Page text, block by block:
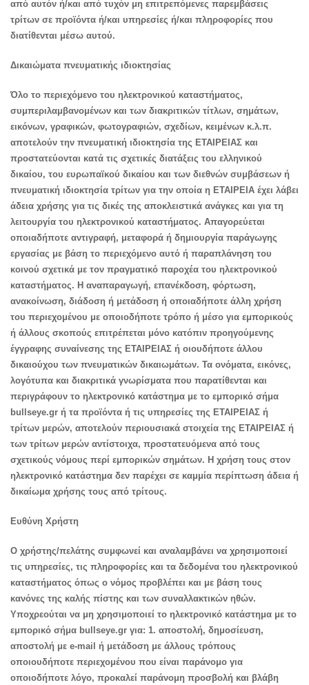
από αυτόν ή/και από τυχόν μη επιτρεπόμενες παρεμβάσεις
τρίτων σε προϊόντα ή/και υπηρεσίες ή/και πληροφορίες που
διατίθενται μέσω αυτού.
Δικαιώματα πνευματικής ιδιοκτησίας
Όλο το περιεχόμενο του ηλεκτρονικού καταστήματος,
συμπεριλαμβανομένων και των διακριτικών τίτλων, σημάτων,
εικόνων, γραφικών, φωτογραφιών, σχεδίων, κειμένων κ.λ.π.
αποτελούν την πνευματική ιδιοκτησία της ΕΤΑΙΡΕΙΑΣ και
προστατεύονται κατά τις σχετικές διατάξεις του ελληνικού
δικαίου, του ευρωπαϊκού δικαίου και των διεθνών συμβάσεων ή
πνευματική ιδιοκτησία τρίτων για την οποία η ΕΤΑΙΡΕΙΑ έχει λάβει
άδεια χρήσης για τις δικές της αποκλειστικά ανάγκες και για τη
λειτουργία του ηλεκτρονικού καταστήματος. Απαγορεύεται
οποιαδήποτε αντιγραφή, μεταφορά ή δημιουργία παράγωγης
εργασίας με βάση το περιεχόμενο αυτό ή παραπλάνηση του
κοινού σχετικά με τον πραγματικό παροχέα του ηλεκτρονικού
καταστήματος. Η αναπαραγωγή, επανέκδοση, φόρτωση,
ανακοίνωση, διάδοση ή μετάδοση ή οποιαδήποτε άλλη χρήση
του περιεχομένου με οποιοδήποτε τρόπο ή μέσο για εμπορικούς
ή άλλους σκοπούς επιτρέπεται μόνο κατόπιν προηγούμενης
έγγραφης συναίνεσης της ΕΤΑΙΡΕΙΑΣ ή οιουδήποτε άλλου
δικαιούχου των πνευματικών δικαιωμάτων. Τα ονόματα, εικόνες,
λογότυπα και διακριτικά γνωρίσματα που παρατίθενται και
περιγράφουν το ηλεκτρονικό κατάστημα με το εμπορικό σήμα
bullseye.gr ή τα προϊόντα ή τις υπηρεσίες της ΕΤΑΙΡΕΙΑΣ ή
τρίτων μερών, αποτελούν περιουσιακά στοιχεία της ΕΤΑΙΡΕΙΑΣ ή
των τρίτων μερών αντίστοιχα, προστατευόμενα από τους
σχετικούς νόμους περί εμπορικών σημάτων. Η χρήση τους στον
ηλεκτρονικό κατάστημα δεν παρέχει σε καμμία περίπτωση άδεια ή
δικαίωμα χρήσης τους από τρίτους.
Ευθύνη Χρήστη
Ο χρήστης/πελάτης συμφωνεί και αναλαμβάνει να χρησιμοποιεί
τις υπηρεσίες, τις πληροφορίες και τα δεδομένα του ηλεκτρονικού
καταστήματος όπως ο νόμος προβλέπει και με βάση τους
κανόνες της καλής πίστης και των συναλλακτικών ηθών.
Υποχρεούται να μη χρησιμοποιεί τo ηλεκτρονικό κατάστημα με το
εμπορικό σήμα bullseye.gr για: 1. αποστολή, δημοσίευση,
αποστολή με e-mail ή μετάδοση με άλλους τρόπους
οποιουδήποτε περιεχομένου που είναι παράνομο για
οποιοδήποτε λόγο, προκαλεί παράνομη προσβολή και βλάβη